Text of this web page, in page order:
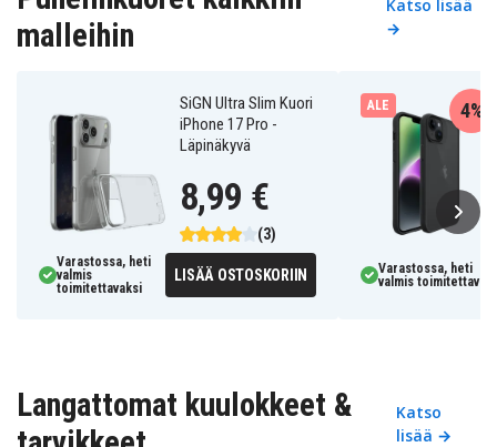
malleihin
Katso lisää
→
SiGN Ultra Slim Kuori
iPhone 17 Pro -
Läpinäkyvä
(3)
8,99 €
Varastossa, heti
valmis
toimitettavaksi
LISÄÄ OSTOSKORIIN
ALE 4%
Varastossa, heti
valmis
Langattomat kuulokkeet &
Katso
lisää →